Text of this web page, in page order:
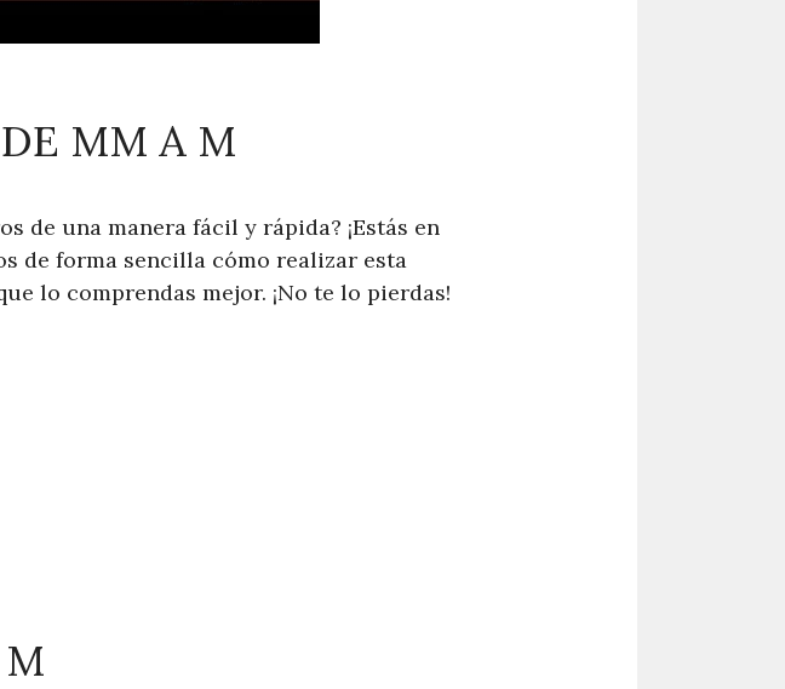
MM A M
de una manera fácil y rápida? ¡Estás en
de forma sencilla cómo realizar esta
lo comprendas mejor. ¡No te lo pierdas!